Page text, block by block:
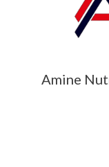
Amine